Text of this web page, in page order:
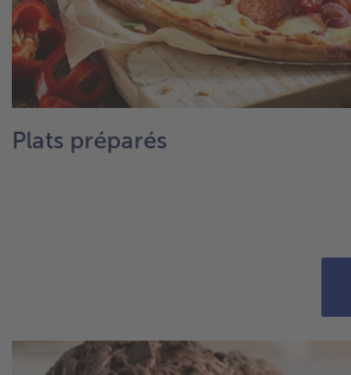
Plats préparés